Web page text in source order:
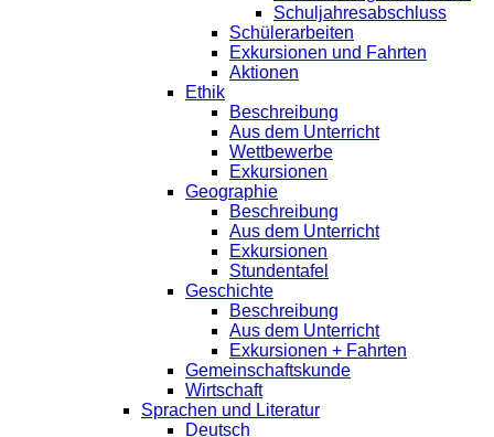
Schuljahresabschluss
Schülerarbeiten
Exkursionen und Fahrten
Aktionen
Ethik
Beschreibung
Aus dem Unterricht
Wettbewerbe
Exkursionen
Geographie
Beschreibung
Aus dem Unterricht
Exkursionen
Stundentafel
Geschichte
Beschreibung
Aus dem Unterricht
Exkursionen + Fahrten
Gemeinschaftskunde
Wirtschaft
Sprachen und Literatur
Deutsch